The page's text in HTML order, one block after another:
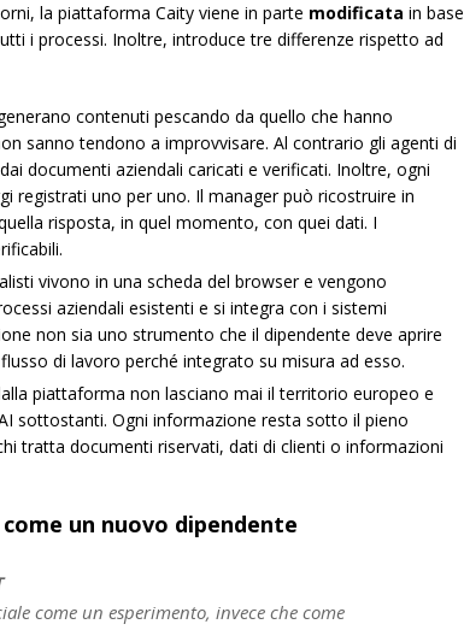
la piattaforma Caity viene in parte modificata in base
i processi. Inoltre, introduce tre differenze rispetto ad
contenuti pescando da quello che hanno
sanno tendono a improvvisare. Al contrario gli agenti di
documenti aziendali caricati e verificati. Inoltre, ogni
registrati uno per uno. Il manager può ricostruire in
risposta, in quel momento, con quei dati. I
vivono in una scheda del browser e vengono
aziendali esistenti e si integra con i sistemi
non sia uno strumento che il dipendente deve aprire
di lavoro perché integrato su misura ad esso.
piattaforma non lasciano mai il territorio europeo e
sottostanti. Ogni informazione resta sotto il pieno
tratta documenti riservati, dati di clienti o informazioni
un nuovo dipendente
come un esperimento, invece che come